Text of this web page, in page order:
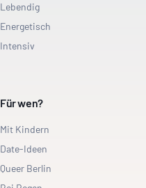
Lebendig
Energetisch
Intensiv
Für wen?
Mit Kindern
Date-Ideen
Queer Berlin